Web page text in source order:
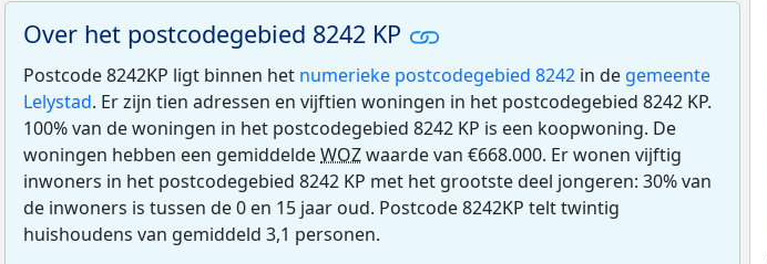
Over het postcodegebied 8242 KP
Postcode 8242KP ligt binnen het numerieke postcodegebied 8242 in de gemeente
Lelystad. Er zijn tien adressen en vijftien woningen in het postcodegebied 8242 KP.
100% van de woningen in het postcodegebied 8242 KP is een koopwoning. De
woningen hebben een gemiddeldeWOZwaarde van €668.000. Er wonen vijftig
inwoners in het postcodegebied 8242 KP met het grootste deel jongeren: 30% van
de inwoners is tussen de 0 en 15 jaar oud. Postcode 8242KP telt twintig
huishoudens van gemiddeld 3,1 personen.